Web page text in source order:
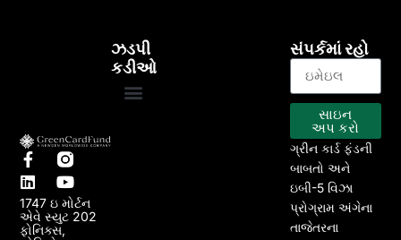
1747 ઇ મોર્ટન
એવે સ્યુટ 202
ફોનિક્સ,
ઝડપી
કડીઓ
સંપર્કમાં રહો
સાઇન
અપ કરો
ગ્રીન કાર્ડ ફંડની
બાબતો અને
ઇબી-5 વિઝા
પ્રોગ્રામ અંગેના
તાજેતરના